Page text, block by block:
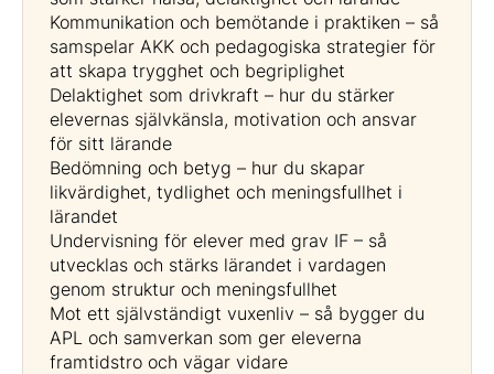
Kommunikation och bemötande i praktiken – så
samspelar AKK och pedagogiska strategier för
att skapa trygghet och begriplighet
Delaktighet som drivkraft – hur du stärker
elevernas självkänsla, motivation och ansvar
för sitt lärande
Bedömning och betyg – hur du skapar
likvärdighet, tydlighet och meningsfullhet i
lärandet
Undervisning för elever med grav IF – så
utvecklas och stärks lärandet i vardagen
genom struktur och meningsfullhet
Mot ett självständigt vuxenliv – så bygger du
APL och samverkan som ger eleverna
framtidstro och vägar vidare